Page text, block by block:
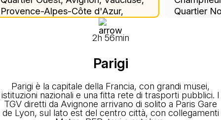
Provence-Alpes-Côte d'Azur,
Metropolitan France, 84000,
Quartier
2h 56min
Parigi
Parigi è la capitale della Francia, con grandi musei,
istituzioni nazionali e una fitta rete di trasporti pubblici. I
TGV diretti da Avignone arrivano di solito a Paris Gare
de Lyon, sul lato est del centro città, con collegamenti